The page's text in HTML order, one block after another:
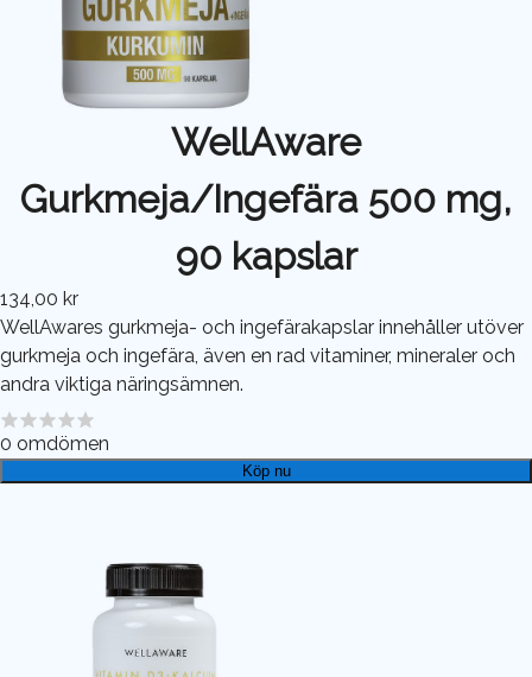
WellAware
Gurkmeja/Ingefära 500 mg,
90 kapslar
134,00 kr
WellAwares gurkmeja- och ingefärakapslar innehåller utöver
gurkmeja och ingefära, även en rad vitaminer, mineraler och
andra viktiga näringsämnen.
0 omdömen
Köp nu